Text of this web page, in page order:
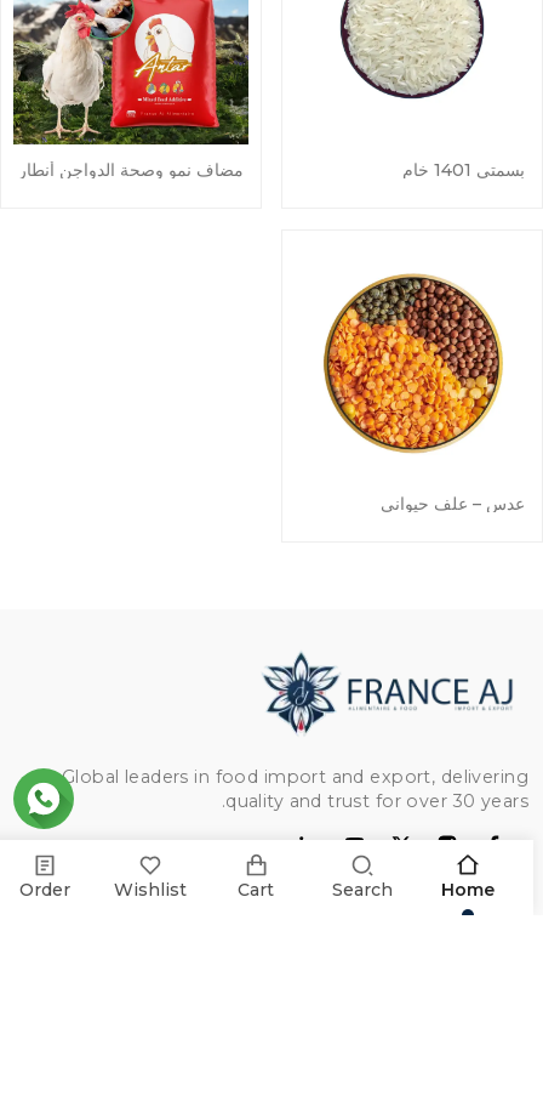
Home
Search
Cart
Wishlist
Order
بسمتي 1401 خام مضاف نمو وصحة الدواجن أنطار
عدس – علف حيواني
Global leaders in food import and export, delivering
quality and trust for over 30 years.